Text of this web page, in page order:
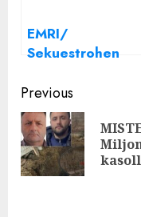
(DETAJET)
EMRI/
Sekuestrohen
euro të
padeklaruara në
Portin e Durrësit,
arrestohet
shoferi i
Continue
Reading
Previous